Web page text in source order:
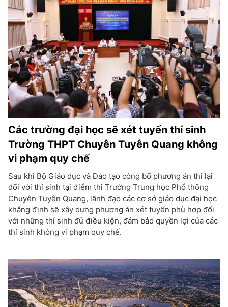
Các trường đại học sẽ xét tuyển thí sinh
Trường THPT Chuyên Tuyên Quang không
vi phạm quy chế
Sau khi Bộ Giáo dục và Đào tạo công bố phương án thi lại
đối với thí sinh tại điểm thi Trường Trung học Phổ thông
Chuyên Tuyên Quang, lãnh đạo các cơ sở giáo dục đại học
khẳng định sẽ xây dựng phương án xét tuyển phù hợp đối
với những thí sinh đủ điều kiện, đảm bảo quyền lợi của các
thí sinh không vi phạm quy chế.